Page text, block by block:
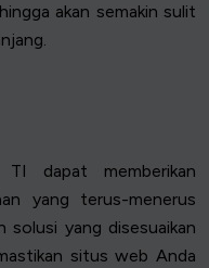
akan semakin sulit
TI dapat memberikan
yang terus-menerus
solusi yang disesuaikan
situs web Anda